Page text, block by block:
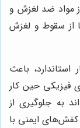
مواد ضد لغزش و
از سقوط و لغزش
باعث
فیزیکی حین کار
به جلوگیری از
ایمنی با